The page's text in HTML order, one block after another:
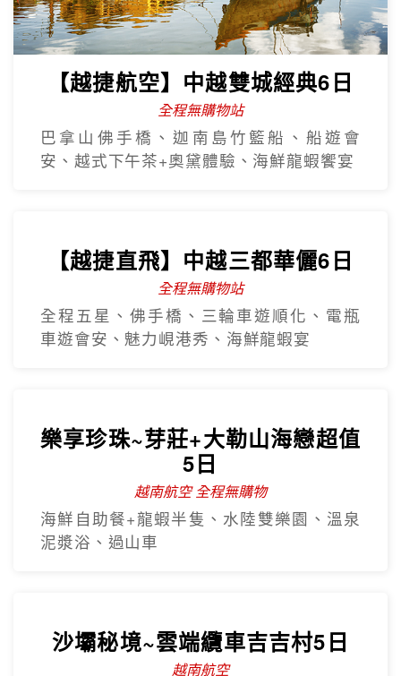
【越捷航空】中越雙城經典6日
全程無購物站
巴拿山佛手橋、迦南島竹籃船、船遊會
安、越式下午茶+奧黛體驗、海鮮龍蝦饗宴
【越捷直飛】中越三都華儷6日
全程無購物站
全程五星、佛手橋、三輪車遊順化、電瓶
車遊會安、魅力峴港秀、海鮮龍蝦宴
樂享珍珠~芽莊+大勒山海戀超值
5日
越南航空 全程無購物
海鮮自助餐+龍蝦半隻、水陸雙樂園、溫泉
泥漿浴、過山車
沙壩秘境~雲端纜車吉吉村5日
越南航空